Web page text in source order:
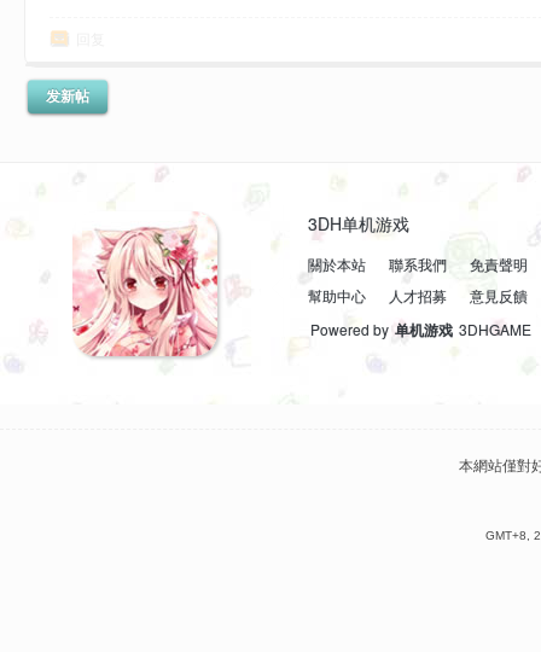
发新帖
3DH单机游戏
關於本站 聯系我們
免責聲明
幫助中心
人才招募
意見反饋
Powered by 单机游戏 3DHGAME
本網站僅對
GMT+8,